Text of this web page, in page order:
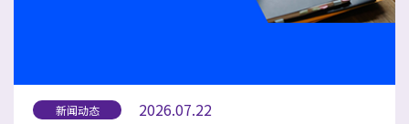
新闻动态
2026.07.22